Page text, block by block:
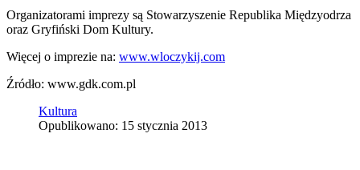
Organizatorami imprezy są Stowarzyszenie Republika Międzyodrza
oraz Gryfiński Dom Kultury.
Więcej o imprezie na: www.wloczykij.com
Źródło: www.gdk.com.pl
Kultura
Opublikowano: 15 stycznia 2013